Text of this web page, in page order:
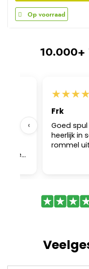
Op voorraad
10.000+
‹
mee
★★★★
Frk
Goed
heerlijk in
rommel